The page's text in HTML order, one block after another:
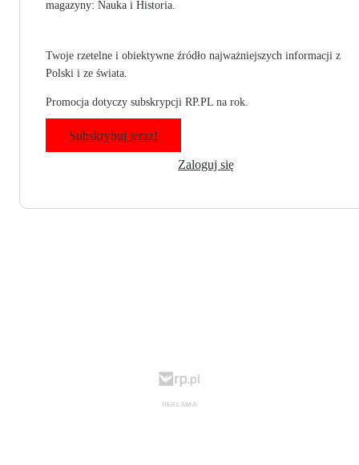
magazyny: Nauka i Historia.
Twoje rzetelne i obiektywne źródło najważniejszych informacji z
Polski i ze świata.
Promocja dotyczy subskrypcji RP.PL na rok.
Subskrybuj teraz!
Zaloguj się